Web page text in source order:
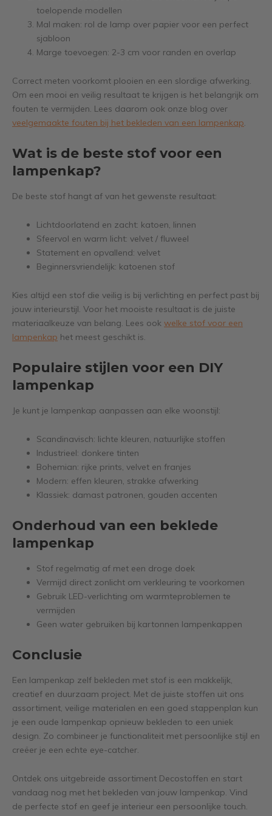
toelopende modellen
Mal maken: rol de lamp over papier voor een perfect
sjabloon
Marge toevoegen: 2-3 cm voor randen en overlap
Correct meten voorkomt plooien en een slordige afwerking.
Om een mooi en veilig resultaat te krijgen is het belangrijk om
fouten te vermijden. Lees daarom ook onze blog over
veelgemaakte fouten bij het bekleden van een lampenkap.
Wat is de beste stof voor een
lampenkap?
De beste stof hangt af van het gewenste resultaat:
Lichtdoorlatend en zacht: katoen, linnen
Sfeervol en warm licht: velvet / fluweel
Statement en opvallend: velvet
Beginnersvriendelijk: katoenen stof
Kies altijd een stof die veilig is bij verlichting en perfect past bij
jouw interieurstijl. Voor het mooiste resultaat is de juiste
materiaalkeuze van belang. Lees ook welke stof voor een
lampenkap het meest geschikt is.
Populaire stijlen voor een DIY
lampenkap
Je kunt je lampenkap aanpassen aan elke woonstijl:
Scandinavisch: lichte kleuren, natuurlijke stoffen
Industrieel: donkere tinten
Bohemian: rijke prints, velvet en franjes
Modern: effen kleuren, strakke afwerking
Klassiek: damast patronen, gouden accenten
Onderhoud van een beklede
lampenkap
Stof regelmatig af met een droge doek
Vermijd direct zonlicht om verkleuring te voorkomen
Gebruik LED-verlichting om warmteproblemen te
vermijden
Geen water gebruiken bij kartonnen lampenkappen
Conclusie
Een lampenkap zelf bekleden met stof is een makkelijk,
creatief en duurzaam project. Met de juiste stoffen uit ons
assortiment, veilige materialen en een goed stappenplan kun
je een oude lampenkap opnieuw bekleden to een uniek
design. Zo combineer je functionaliteit met persoonlijke stijl en
creëer je een echte eye-catcher.
Ontdek ons uitgebreide assortiment Decostoffen en start
vandaag nog met het bekleden van jouw lampenkap. Vind
de perfecte stof en geef je interieur een persoonlijke touch.